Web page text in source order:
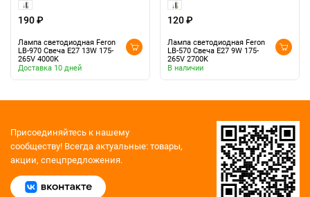
190 ₽
Лампа светодиодная Feron
LB-970 Свеча E27 13W 175-
265V 4000K
Доставка 10 дней
120 ₽
Лампа светодиодная Feron
LB-570 Свеча E27 9W 175-
265V 2700K
В наличии
Присоединяйтесь к нашему
сообществу! Всегда актуальные: товары,
акции, спецпредложения.